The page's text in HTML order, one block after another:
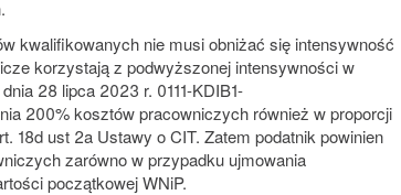
kwalifikowanych nie musi obniżać się intensywność
korzystają z podwyższonej intensywności w
28 lipca 2023 r. 0111-KDIB1-
200% kosztów pracowniczych również w proporcji
18d ust 2a Ustawy o CIT. Zatem podatnik powinien
zarówno w przypadku ujmowania
początkowej WNiP.